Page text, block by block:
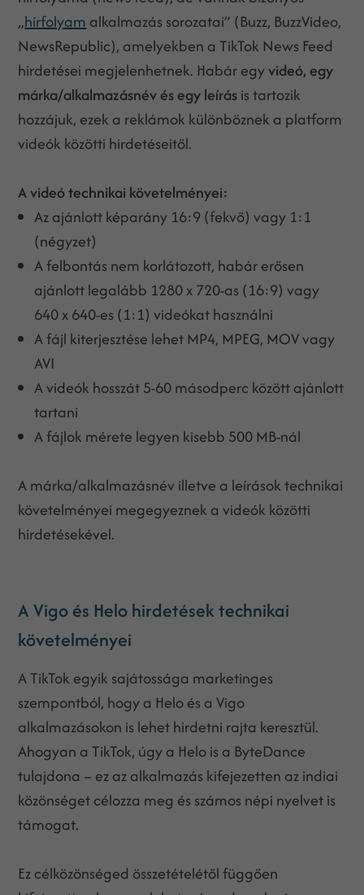
„hírfolyam alkalmazás sorozatai” (Buzz, BuzzVideo,
NewsRepublic), amelyekben a TikTok News Feed
hirdetései megjelenhetnek. Habár egyvideó, egy
márka/alkalmazásnév és egy leírásis tartozik
hozzájuk, ezek a reklámok különböznek a platform
videók közötti hirdetéseitől.
A videó technikai követelményei:
Az ajánlott képarány 16:9 (fekvő) vagy 1:1
(négyzet)
A felbontás nem korlátozott, habár erősen
ajánlott legalább 1280 x 720-as (16:9) vagy
640 x 640-es (1:1) videókat használni
A fájl kiterjesztése lehet MP4, MPEG, MOV vagy
AVI
A videók hosszát 5-60 másodperc között ajánlott
tartani
A fájlok mérete legyen kisebb 500 MB-nál
A márka/alkalmazásnév illetve a leírások technikai
követelményei megegyeznek a videók közötti
hirdetésekével.
A Vigo és Helo hirdetések technikai
követelményei
A TikTok egyik sajátossága marketinges
szempontból, hogy a Helo és a Vigo
alkalmazásokon is lehet hirdetni rajta keresztül.
Ahogyan a TikTok, úgy a Helo is a ByteDance
tulajdona – ez az alkalmazás kifejezetten az indiai
közönséget célozza meg és számos népi nyelvet is
támogat.
Ez célközönséged összetételétől függően